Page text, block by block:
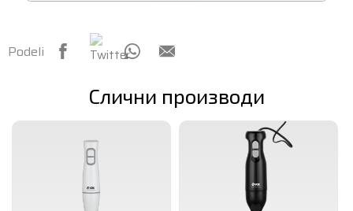
Podeli
Слични производи